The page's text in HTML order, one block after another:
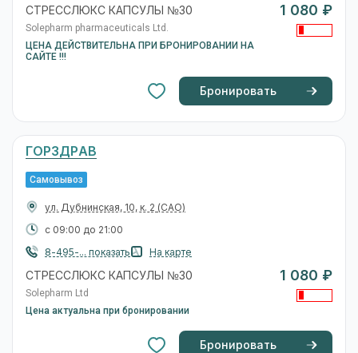
СТРЕССЛЮКС КАПСУЛЫ №30
Solepharm pharmaceuticals Ltd.
ЦЕНА ДЕЙСТВИТЕЛЬНА ПРИ БРОНИРОВАНИИ НА
САЙТЕ !!!
1 080 ₽
Бронировать
ГОРЗДРАВ
Самовывоз
ул. Дубнинская, 10, к. 2 (САО)
с 09:00 до 21:00
8-495-... показать
На карте
СТРЕССЛЮКС КАПСУЛЫ №30
Solepharm Ltd
Цена актуальна при бронировании
1 080 ₽
Бронировать